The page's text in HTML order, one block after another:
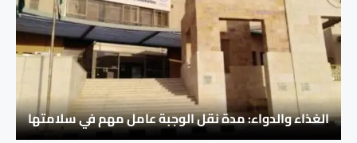
الغذاء والدواء: مدة نقل الوجبة عامل مهم في سلامتها